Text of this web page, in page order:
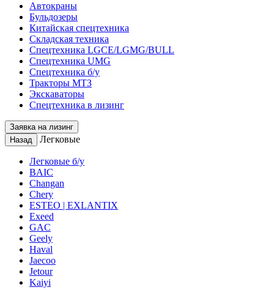
Автокраны
Бульдозеры
Китайская спецтехника
Складская техника
Спецтехника LGCE/LGMG/BULL
Спецтехника UMG
Спецтехника б/у
Тракторы МТЗ
Экскаваторы
Спецтехника в лизинг
Заявка на лизинг
Назад
Легковые
Легковые б/у
BAIC
Changan
Chery
ESTEO | EXLANTIX
Exeed
GAC
Geely
Haval
Jaecoo
Jetour
Kaiyi